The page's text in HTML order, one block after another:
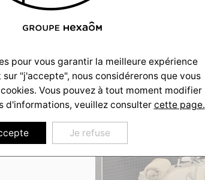
pour vous garantir la meilleure expérience
"j'accepte", nous considérerons que vous
Vous pouvez à tout moment modifier
d'informations, veuillez consulter cette page.
Je refuse